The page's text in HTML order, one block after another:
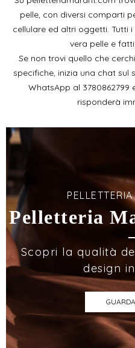
pelle, con diversi comparti
cellulare ed altri oggetti. Tutti
vera pelle e
Se non trovi quello che
specifiche, inizia una chat sul
WhatsApp al 3780862799
risponderà
Pelletteria
Scopri la qualità
design